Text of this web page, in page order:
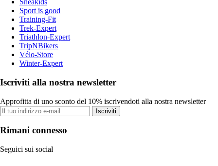
Sneakids
Sport is good
Training-Fit
Trek-Expert
Triathlon-Expert
TripNBikers
Vélo-Store
Winter-Expert
Iscriviti alla nostra newsletter
Approfitta di uno sconto del 10% iscrivendoti alla nostra newsletter
Iscriviti
Rimani connesso
Seguici sui social